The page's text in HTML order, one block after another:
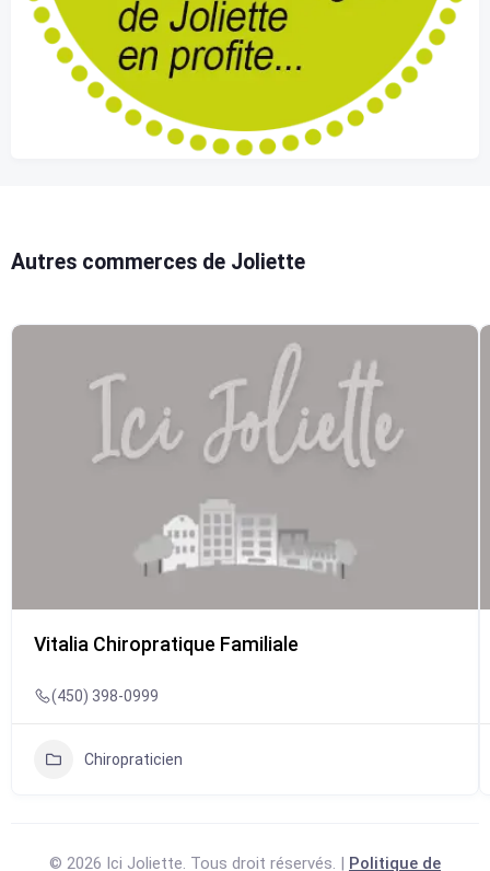
Autres commerces de Joliette
Vitalia Chiropratique Familiale
(450) 398-0999
Chiropraticien
© 2026 Ici Joliette. Tous droit réservés. | Politique de